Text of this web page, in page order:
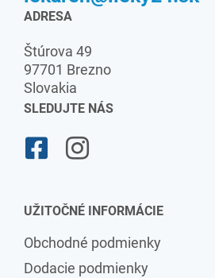
ADRESA
Štúrova 49
97701 Brezno
Slovakia
SLEDUJTE NÁS
UŽITOČNÉ INFORMÁCIE
Obchodné podmienky
Dodacie podmienky